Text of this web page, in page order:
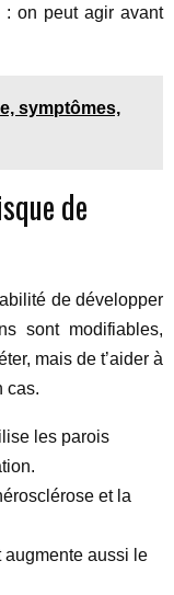
: on peut agir avant
symptômes,
de
de développer
sont modifiables,
mais de t’aider à
cas.
les parois
et la
aussi le